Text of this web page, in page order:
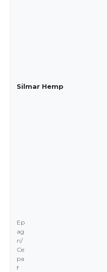
Silmar Hemp
Ep
ag
ri/
Ce
pa
f